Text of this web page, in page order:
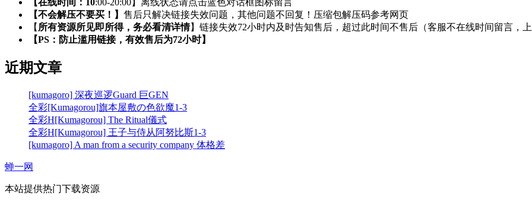
【在线时间：10:00-20:00】离线状态请点击蓝色对话框图标留言
【不会解压不要买！】 售后只解决链接失效问题，其他问题不回复！压缩包解压码参考网页
【 所有资源所见即所得，务必看清详情】链接失效72小时内及时告知售后，超过此时间不售后（客服不在线时间留言，上
【PS：防止滥用链接，有效售后为72小时】
近期文章
[kumagoro] 深夜巡逻Guard 巨GEN
全彩[Kumagorou]旗本屋敷の色欲魔1-3
全彩H[Kumagorou] The Ritual儀式
全彩H[Kumagorou] 王子与侍从阿努比斯1-3
[kumagoro] A man from a security company 体格差
蝉一网
本站提供热门下载资源